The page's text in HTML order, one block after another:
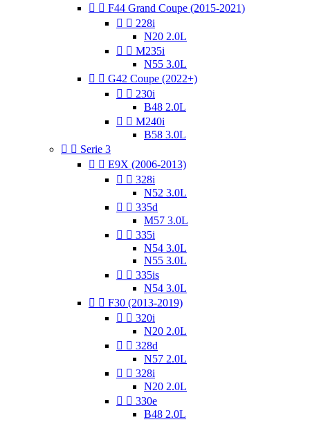
  F44 Grand Coupe (2015-2021)
  228i
N20 2.0L
  M235i
N55 3.0L
  G42 Coupe (2022+)
  230i
B48 2.0L
  M240i
B58 3.0L
  Serie 3
  E9X (2006-2013)
  328i
N52 3.0L
  335d
M57 3.0L
  335i
N54 3.0L
N55 3.0L
  335is
N54 3.0L
  F30 (2013-2019)
  320i
N20 2.0L
  328d
N57 2.0L
  328i
N20 2.0L
  330e
B48 2.0L